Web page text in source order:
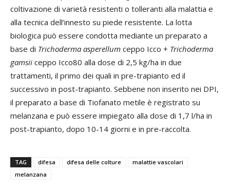
coltivazione di varietà resistenti o tolleranti alla malattia e
alla tecnica dell’innesto su piede resistente. La lotta
biologica può essere condotta mediante un preparato a
base di Trichoderma asperellum ceppo Icco + Trichoderma
gamsii ceppo Icco80 alla dose di 2,5 kg/ha in due
trattamenti, il primo dei quali in pre-trapianto ed il
successivo in post-trapianto. Sebbene non inserito nei DPI,
il preparato a base di Tiofanato metile è registrato su
melanzana e può essere impiegato alla dose di 1,7 l/ha in
post-trapianto, dopo 10-14 giorni e in pre-raccolta.
TAG difesa difesa delle colture
malattie vascolari
melanzana